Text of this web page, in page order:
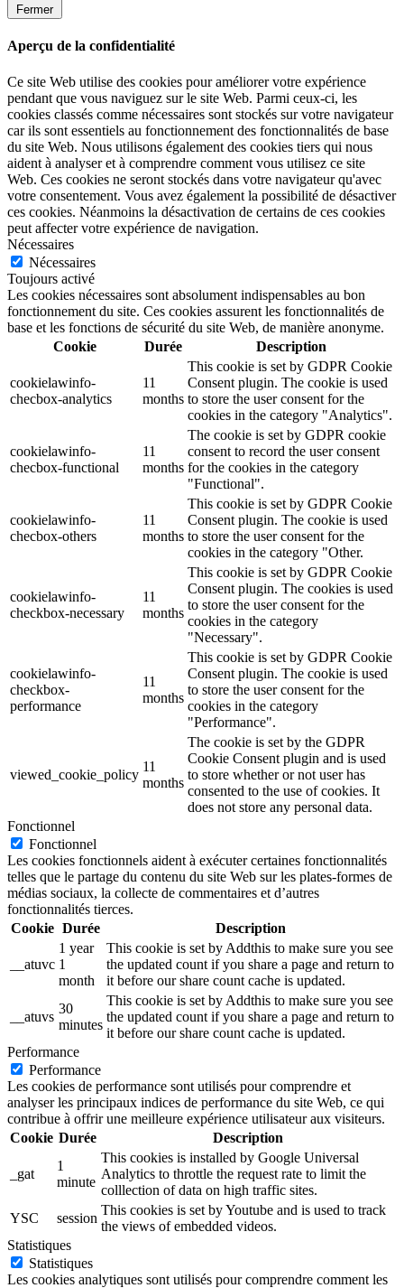
Fermer
Aperçu de la confidentialité
Ce site Web utilise des cookies pour améliorer votre expérience
pendant que vous naviguez sur le site Web. Parmi ceux-ci, les
cookies classés comme nécessaires sont stockés sur votre navigateur
car ils sont essentiels au fonctionnement des fonctionnalités de base
du site Web. Nous utilisons également des cookies tiers qui nous
aident à analyser et à comprendre comment vous utilisez ce site
Web. Ces cookies ne seront stockés dans votre navigateur qu'avec
votre consentement. Vous avez également la possibilité de désactiver
ces cookies. Néanmoins la désactivation de certains de ces cookies
peut affecter votre expérience de navigation.
Nécessaires
Nécessaires
Toujours activé
Les cookies nécessaires sont absolument indispensables au bon
fonctionnement du site. Ces cookies assurent les fonctionnalités de
base et les fonctions de sécurité du site Web, de manière anonyme.
Cookie
Durée Description
cookielawinfo-
checbox-analytics
11
months
This cookie is set by GDPR Cookie
Consent plugin. The cookie is used
to store the user consent for the
cookies in the category "Analytics".
cookielawinfo-
checbox-functional
11
months
The cookie is set by GDPR cookie
consent to record the user consent
for the cookies in the category
"Functional".
cookielawinfo-
checbox-others
11
months
This cookie is set by GDPR Cookie
Consent plugin. The cookie is used
to store the user consent for the
cookies in the category "Other.
cookielawinfo-
checkbox-necessary
11
months
This cookie is set by GDPR Cookie
Consent plugin. The cookies is used
to store the user consent for the
cookies in the category
"Necessary".
cookielawinfo-
checkbox-
performance
11
months
This cookie is set by GDPR Cookie
Consent plugin. The cookie is used
to store the user consent for the
cookies in the category
"Performance".
viewed_cookie_policy
11
months
The cookie is set by the GDPR
Cookie Consent plugin and is used
to store whether or not user has
consented to the use of cookies. It
does not store any personal data.
Fonctionnel
Fonctionnel
Les cookies fonctionnels aident à exécuter certaines fonctionnalités
telles que le partage du contenu du site Web sur les plates-formes de
médias sociaux, la collecte de commentaires et d’autres
fonctionnalités tierces.
Cookie Durée Description
__atuvc
1 year
1
month
This cookie is set by Addthis to make sure you see
the updated count if you share a page and return to
it before our share count cache is updated.
__atuvs
30
minutes
This cookie is set by Addthis to make sure you see
the updated count if you share a page and return to
it before our share count cache is updated.
Performance
Performance
Les cookies de performance sont utilisés pour comprendre et
analyser les principaux indices de performance du site Web, ce qui
contribue à offrir une meilleure expérience utilisateur aux visiteurs.
Cookie Durée Description
_gat
1
minute
This cookies is installed by Google Universal
Analytics to throttle the request rate to limit the
colllection of data on high traffic sites.
YSC
session
This cookies is set by Youtube and is used to track
the views of embedded videos.
Statistiques
Statistiques
Les cookies analytiques sont utilisés pour comprendre comment les